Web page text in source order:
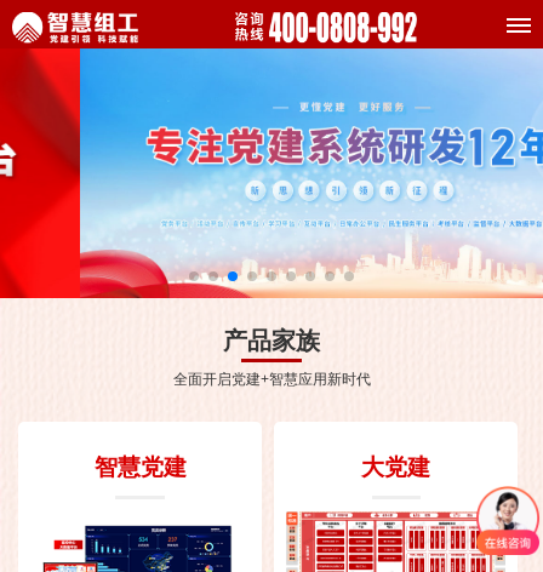
产品家族
全面开启党建+智慧应用新时代
智慧党建 大党建